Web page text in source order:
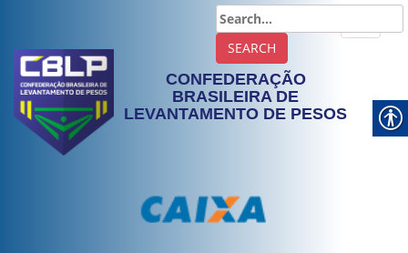
CONFEDERAÇÃO
BRASILEIRA DE
LEVANTAMENTO DE PESOS